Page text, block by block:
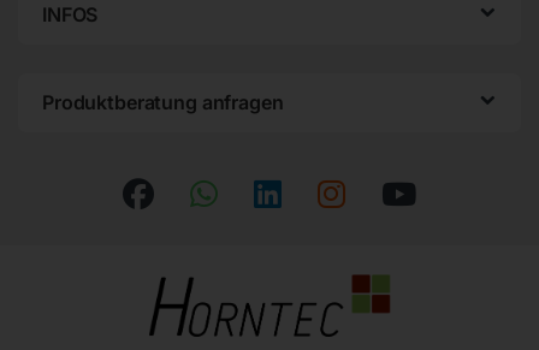
INFOS
Produktberatung anfragen